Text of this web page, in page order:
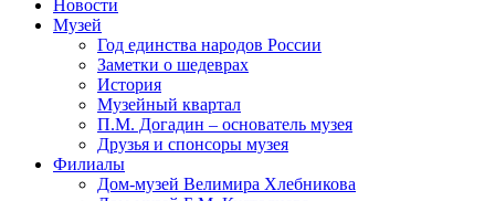
Новости
Музей
Год единства народов России
Заметки о шедеврах
История
Музейный квартал
П.М. Догадин – основатель музея
Друзья и спонсоры музея
Филиалы
Дом-музей Велимира Хлебникова